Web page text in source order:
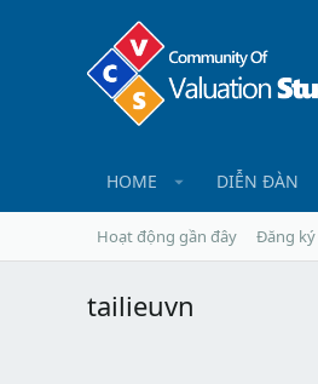
HOME DIỄN ĐÀN
Hoạt động gần đây Đăng ký
tailieuvn